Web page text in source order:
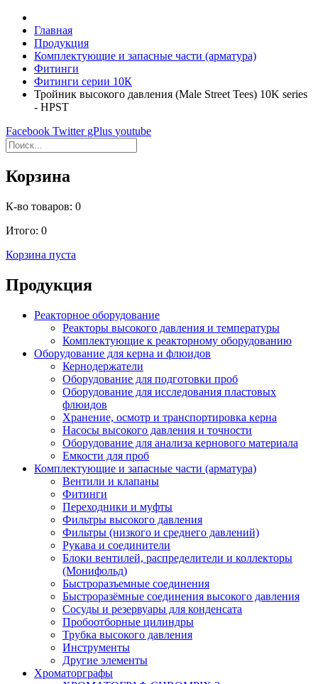
Главная
Продукция
Комплектующие и запасные части (арматура)
Фитинги
Фитинги серии 10К
Тройник высокого давления (Male Street Tees) 10K series
- HPST
Facebook Twitter gPlus youtube
Корзина
К-во товаров: 0
Итого: 0
Корзина пуста
Продукция
Реакторное оборудование
Реакторы высокого давления и температуры
Комплектующие к реакторному оборудованию
Оборудование для керна и флюидов
Кернодержатели
Оборудование для подготовки проб
Оборудование для исследования пластовых
флюидов
Хранение, осмотр и транспортировка керна
Насосы высокого давления и точности
Оборудование для анализа кернового материала
Емкости для проб
Комплектующие и запасные части (арматура)
Вентили и клапаны
Фитинги
Переходники и муфты
Фильтры высокого давления
Фильтры (низкого и среднего давлений)
Рукава и соединители
Блоки вентилей, распределители и коллекторы
(Монифольд)
Быстроразъемные соединения
Быстроразёмные соединения высокого давления
Сосуды и резервуары для конденсата
Пробоотборные цилиндры
Трубка высокого давления
Инструменты
Другие элементы
Хроматорграфы